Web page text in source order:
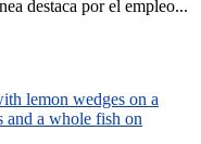
destaca por el empleo...